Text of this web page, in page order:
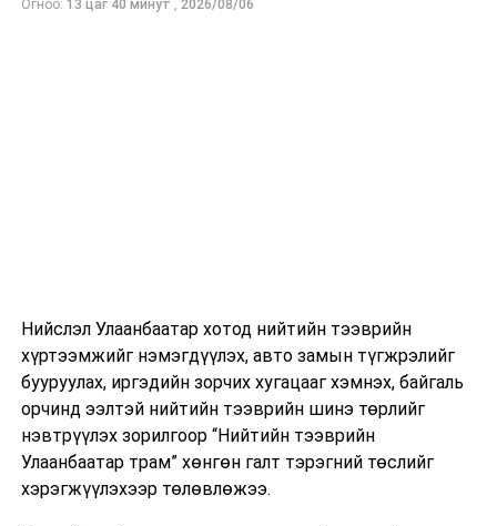
Огноо: 13 цаг 40 минут , 2026/08/06
Нийслэл Улаанбаатар хотод нийтийн тээврийн
хүртээмжийг нэмэгдүүлэх, авто замын түгжрэлийг
бууруулах, иргэдийн зорчих хугацааг хэмнэх, байгаль
орчинд ээлтэй нийтийн тээврийн шинэ төрлийг
нэвтрүүлэх зорилгоор “Нийтийн тээврийн
Улаанбаатар трам” хөнгөн галт тэрэгний төслийг
хэрэгжүүлэхээр төлөвлөжээ.